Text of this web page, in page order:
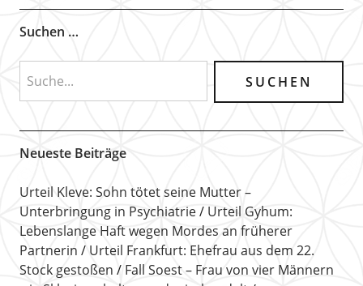
Suchen …
Neueste Beiträge
Urteil Kleve: Sohn tötet seine Mutter –
Unterbringung in Psychiatrie
Urteil Gyhum:
Lebenslange Haft wegen Mordes an früherer
Partnerin
Urteil Frankfurt: Ehefrau aus dem 22.
Stock gestoßen
Fall Soest – Frau von vier Männern